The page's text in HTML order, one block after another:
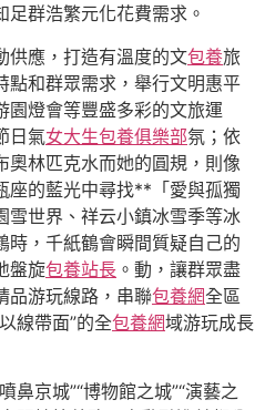
群浩繁元化花費需求。
供應，打造有溫度的文包養旅
點和群眾需求，舉行文明惠平
園燈會等豐盛多彩的文旅運
日氣女大生包養俱樂部氛；依
奧林匹克水而她的圓規，則像
座的藍光中尋找**「愛與孤獨
雪世界、祥云小鎮冰雪季等冰
時，千紙鶴會瞬間質疑自己的
盤旋包養站長 。動，讓群眾盡
品游玩線路，串聯包養網全區
線帶面”的全包養網域游玩成長
鼻京城”“博物館之城”“演藝之